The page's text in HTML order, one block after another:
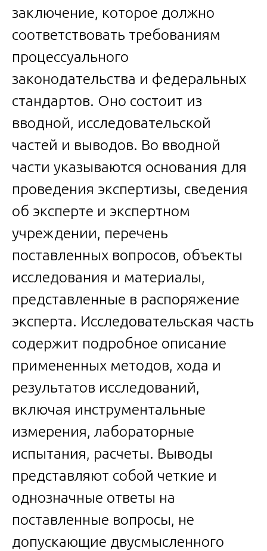
заключение, которое должно
соответствовать требованиям
процессуального
законодательства и федеральных
стандартов. Оно состоит из
вводной, исследовательской
частей и выводов. Во вводной
части указываются основания для
проведения экспертизы, сведения
об эксперте и экспертном
учреждении, перечень
поставленных вопросов, объекты
исследования и материалы,
представленные в распоряжение
эксперта. Исследовательская часть
содержит подробное описание
примененных методов, хода и
результатов исследований,
включая инструментальные
измерения, лабораторные
испытания, расчеты. Выводы
представляют собой четкие и
однозначные ответы на
поставленные вопросы, не
допускающие двусмысленного